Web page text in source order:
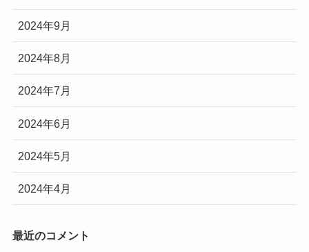
2024年9月
2024年8月
2024年7月
2024年6月
2024年5月
2024年4月
最近のコメント